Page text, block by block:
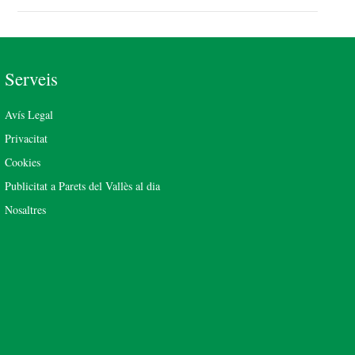
Serveis
Avís Legal
Privacitat
Cookies
Publicitat a Parets del Vallès al dia
Nosaltres